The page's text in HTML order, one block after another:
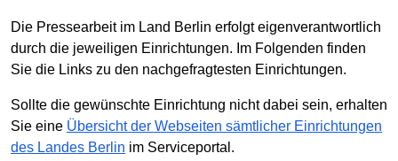
Die Pressearbeit im Land Berlin erfolgt eigenverantwortlich
durch die jeweiligen Einrichtungen. Im Folgenden finden
Sie die Links zu den nachgefragtesten Einrichtungen.
Sollte die gewünschte Einrichtung nicht dabei sein, erhalten
Sie eine Übersicht der Webseiten sämtlicher Einrichtungen
des Landes Berlin im Serviceportal.